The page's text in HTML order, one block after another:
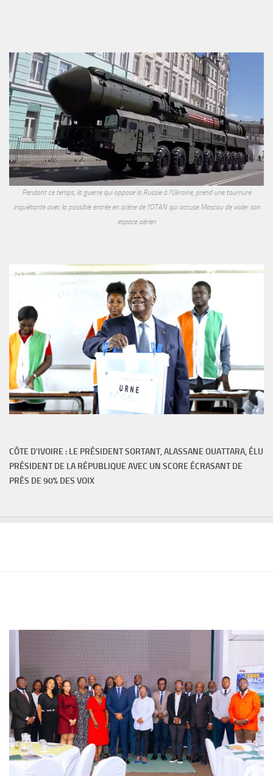
Pendant ce temps, la guerre qui oppose la Russie à l'Ukraine, prend une tournure
inquiétante avec la possible entrée en scène de l'OTAN qui accuse Moscou de violer son
espace aérien
CÔTE D'IVOIRE : LE PRÉSIDENT SORTANT, ALASSANE OUATTARA, ÉLU
PRÉSIDENT DE LA RÉPUBLIQUE AVEC UN SCORE ÉCRASANT DE
PRÈS DE 90% DES VOIX